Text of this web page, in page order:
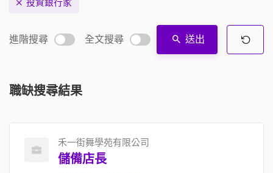
投資銀行家
進階搜尋 全文搜尋 送出
職缺搜尋結果
禾一街舞學苑有限公司
儲備店長